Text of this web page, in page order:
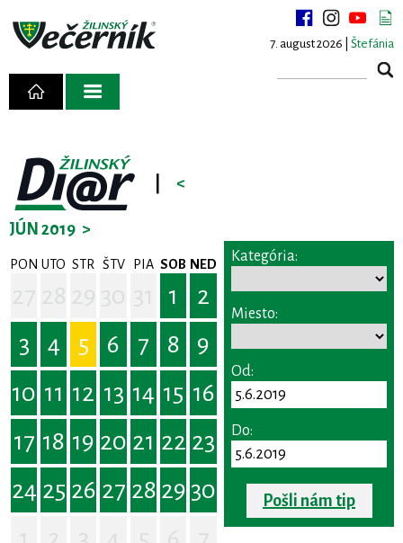
7. august 2026 | Štefánia
<
JÚN 2019 >
PON UTO STR ŠTV PIA SOB NED
1
2
3
4 5 6 7 8
9
10 11 12 13 14 15 16
17 18 19 20 21 22 23
24 25 26 27 28 29 30
Kategória:
Miesto:
Od:
Do:
Pošli nám tip